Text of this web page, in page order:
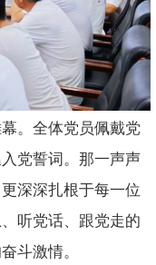
。全体党员佩戴党
党誓词。那一声声
深深扎根于每一位
听党话、跟党走的
斗激情。